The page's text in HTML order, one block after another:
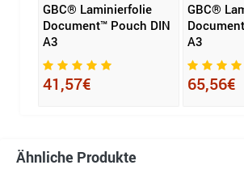
GBC® Laminierfolie
Document™ Pouch DIN
A3
41,57€
GBC®
A3
65,56€
Ähnliche Produkte